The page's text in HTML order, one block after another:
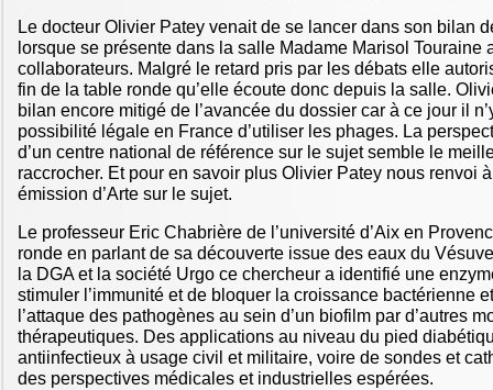
Le docteur Olivier Patey venait de se lancer dans son bilan
lorsque se présente dans la salle Madame Marisol Touraine
collaborateurs. Malgré le retard pris par les débats elle
fin de la table ronde qu’elle écoute donc depuis la salle.
bilan encore mitigé de l’avancée du dossier car à ce jour il
possibilité légale en France d’utiliser les phages. La
d’un centre national de référence sur le sujet semble le
raccrocher. Et pour en savoir plus Olivier Patey nous renvoi
émission d’Arte sur le sujet.
Le professeur Eric Chabrière de l’université d’Aix en
ronde en parlant de sa découverte issue des eaux du
la DGA et la société Urgo ce chercheur a identifié une
stimuler l’immunité et de bloquer la croissance bactérienne
l’attaque des pathogènes au sein d’un biofilm par d’autres
thérapeutiques. Des applications au niveau du pied
antiinfectieux à usage civil et militaire, voire de sondes et
des perspectives médicales et industrielles espérées.